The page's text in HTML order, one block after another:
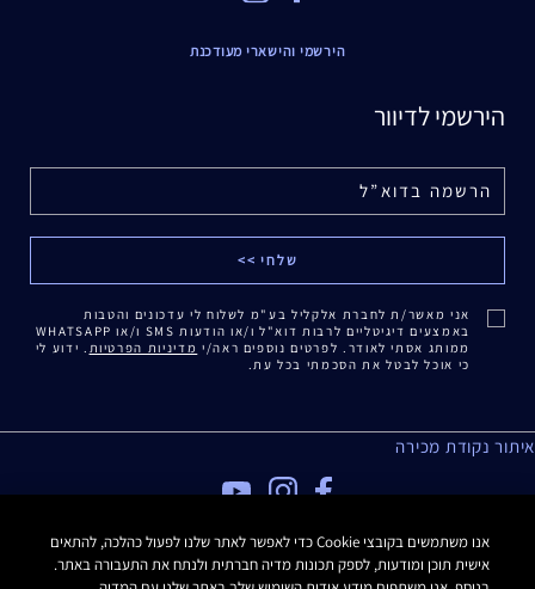
הירשמי והישארי מעודכנת
הירשמי לדיוור
אני מאשר/ת לחברת אלקליל בע"מ לשלוח לי עדכונים והטבות
באמצעים דיגיטליים לרבות דוא"ל ו/או הודעות SMS ו/או WHATSAPP
ממותג אסתי לאודר. לפרטים נוספים ראה/י מדיניות הפרטיות . ידוע לי
כי אוכל לבטל את הסכמתי בכל עת.
איתור נקודת מכירה
מדיניות פרטיות
תנאי שימוש
אנו משתמשים בקובצי Cookie כדי לאפשר לאתר שלנו לפעול כהלכה, להתאים
אישית תוכן ומודעות, לספק תכונות מדיה חברתית ולנתח את התעבורה באתר.